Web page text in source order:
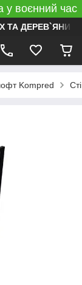
у воєнний час
ТА ДЕРЕВ`ЯНИХ
Kompred